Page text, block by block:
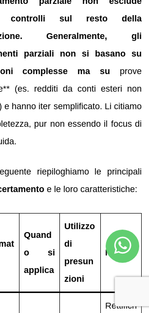
controlli sul resto della
Generalmente, gli
parziali non si basano su
complesse ma su prove
(es. redditi da conti esteri non
e hanno iter semplificato. Li citiamo
pur non essendo il focus di
riepiloghiamo le principali
e le loro caratteristiche:
Quand
o si
applica
Utilizzo
di
presun
zioni
Note
Rettifich